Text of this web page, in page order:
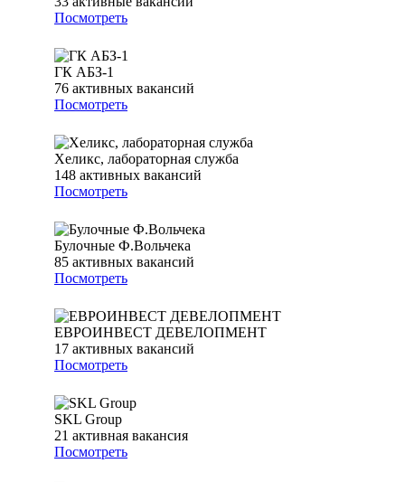
Посмотреть
ГК АБЗ-1
76 активных вакансий
Посмотреть
Хеликс, лабораторная служба
148 активных вакансий
Посмотреть
Булочные Ф.Вольчека
85 активных вакансий
Посмотреть
ЕВРОИНВЕСТ ДЕВЕЛОПМЕНТ
17 активных вакансий
Посмотреть
SKL Group
21 активная вакансия
Посмотреть